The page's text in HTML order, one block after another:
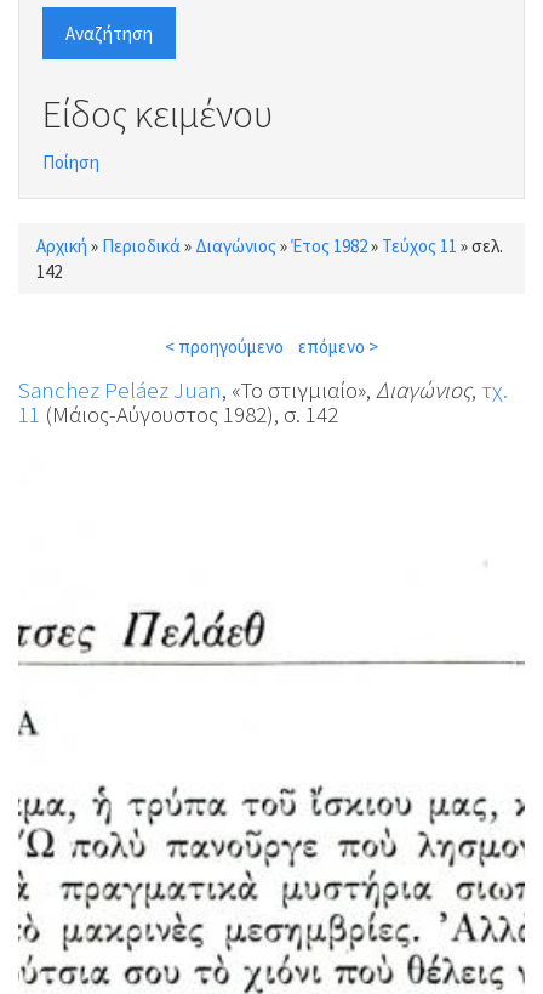
Αναζήτηση
Είδος κειμένου
Ποίηση
Είστε εδώ
Αρχική » Περιοδικά » Διαγώνιος »Έτος 1982» Τεύχος 11 »σελ.
142
< προηγούμενο επόμενο >
Sanchez Peláez Juan, «Το στιγμιαίο», Διαγώνιος, τχ.
11 (Μάιος-Αύγουστος 1982), σ. 142